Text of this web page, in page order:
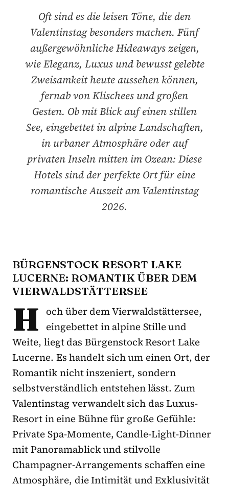
Oft sind es die leisen Töne, die den
Valentinstag besonders machen. Fünf
außergewöhnliche Hideaways zeigen,
wie Eleganz, Luxus und bewusst gelebte
Zweisamkeit heute aussehen können,
fernab von Klischees und großen
Gesten. Ob mit Blick auf einen stillen
See, eingebettet in alpine Landschaften,
in urbaner Atmosphäre oder auf
privaten Inseln mitten im Ozean: Diese
Hotels sind der perfekte Ort für eine
romantische Auszeit am Valentinstag
2026.
BÜRGENSTOCK RESORT LAKE
LUCERNE: ROMANTIK ÜBER DEM
VIERWALDSTÄTTERSEE
H
och über dem Vierwaldstättersee,
eingebettet in alpine Stille und
Weite, liegt das Bürgenstock Resort Lake
Lucerne. Es handelt sich um einen Ort, der
Romantik nicht inszeniert, sondern
selbstverständlich entstehen lässt. Zum
Valentinstag verwandelt sich das Luxus-
Resort in eine Bühne für große Gefühle:
Private Spa-Momente, Candle-Light-Dinner
mit Panoramablick und stilvolle
Champagner-Arrangements schaffen eine
Atmosphäre, die Intimität und Exklusivität